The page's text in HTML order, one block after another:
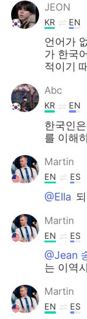
JEON
KR EN
언어가
가 한국
적이기
Abc
KR EN
한국인
를 이해
Martin
EN ES
@Ella
Martin
EN ES
@Jean
는 이역
Martin
EN ES